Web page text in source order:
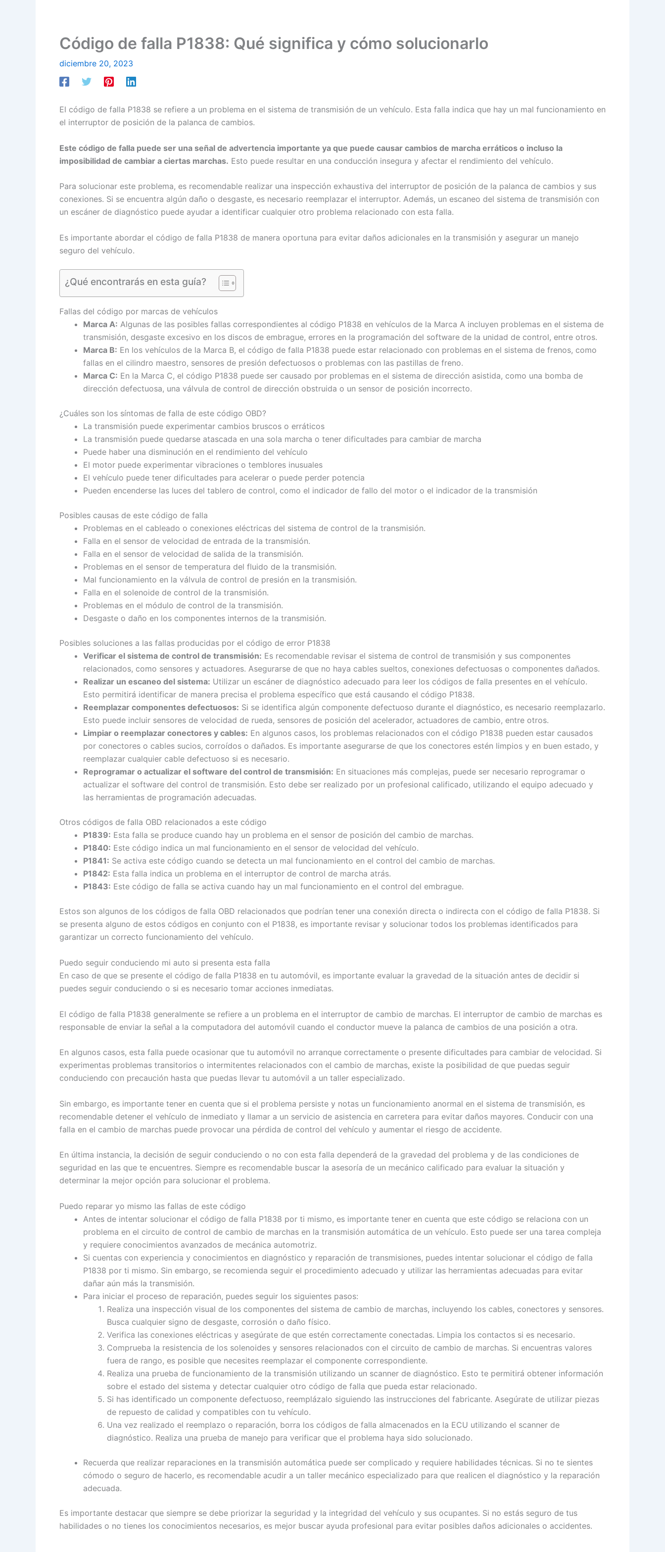
Código de falla P1838: Qué significa y cómo solucionarlo
diciembre 20, 2023
El código de falla P1838 se refiere a un problema en el sistema de transmisión de un vehículo. Esta falla indica que hay un mal funcionamiento en
el interruptor de posición de la palanca de cambios.
Este código de falla puede ser una señal de advertencia importante ya que puede causar cambios de marcha erráticos o incluso la
imposibilidad de cambiar a ciertas marchas. Esto puede resultar en una conducción insegura y afectar el rendimiento del vehículo.
Para solucionar este problema, es recomendable realizar una inspección exhaustiva del interruptor de posición de la palanca de cambios y sus
conexiones. Si se encuentra algún daño o desgaste, es necesario reemplazar el interruptor. Además, un escaneo del sistema de transmisión con
un escáner de diagnóstico puede ayudar a identificar cualquier otro problema relacionado con esta falla.
Es importante abordar el código de falla P1838 de manera oportuna para evitar daños adicionales en la transmisión y asegurar un manejo
seguro del vehículo.
¿Qué encontrarás en esta guía?
Fallas del código por marcas de vehículos
Marca A: Algunas de las posibles fallas correspondientes al código P1838 en vehículos de la Marca A incluyen problemas en el sistema de
transmisión, desgaste excesivo en los discos de embrague, errores en la programación del software de la unidad de control, entre otros.
Marca B: En los vehículos de la Marca B, el código de falla P1838 puede estar relacionado con problemas en el sistema de frenos, como
fallas en el cilindro maestro, sensores de presión defectuosos o problemas con las pastillas de freno.
Marca C: En la Marca C, el código P1838 puede ser causado por problemas en el sistema de dirección asistida, como una bomba de
dirección defectuosa, una válvula de control de dirección obstruida o un sensor de posición incorrecto.
¿Cuáles son los síntomas de falla de este código OBD?
La transmisión puede experimentar cambios bruscos o erráticos
La transmisión puede quedarse atascada en una sola marcha o tener dificultades para cambiar de marcha
Puede haber una disminución en el rendimiento del vehículo
El motor puede experimentar vibraciones o temblores inusuales
El vehículo puede tener dificultades para acelerar o puede perder potencia
Pueden encenderse las luces del tablero de control, como el indicador de fallo del motor o el indicador de la transmisión
Posibles causas de este código de falla
Problemas en el cableado o conexiones eléctricas del sistema de control de la transmisión.
Falla en el sensor de velocidad de entrada de la transmisión.
Falla en el sensor de velocidad de salida de la transmisión.
Problemas en el sensor de temperatura del fluido de la transmisión.
Mal funcionamiento en la válvula de control de presión en la transmisión.
Falla en el solenoide de control de la transmisión.
Problemas en el módulo de control de la transmisión.
Desgaste o daño en los componentes internos de la transmisión.
Posibles soluciones a las fallas producidas por el código de error P1838
Verificar el sistema de control de transmisión: Es recomendable revisar el sistema de control de transmisión y sus componentes
relacionados, como sensores y actuadores. Asegurarse de que no haya cables sueltos, conexiones defectuosas o componentes dañados.
Realizar un escaneo del sistema: Utilizar un escáner de diagnóstico adecuado para leer los códigos de falla presentes en el vehículo.
Esto permitirá identificar de manera precisa el problema específico que está causando el código P1838.
Reemplazar componentes defectuosos: Si se identifica algún componente defectuoso durante el diagnóstico, es necesario reemplazarlo.
Esto puede incluir sensores de velocidad de rueda, sensores de posición del acelerador, actuadores de cambio, entre otros.
Limpiar o reemplazar conectores y cables: En algunos casos, los problemas relacionados con el código P1838 pueden estar causados
por conectores o cables sucios, corroídos o dañados. Es importante asegurarse de que los conectores estén limpios y en buen estado, y
reemplazar cualquier cable defectuoso si es necesario.
Reprogramar o actualizar el software del control de transmisión: En situaciones más complejas, puede ser necesario reprogramar o
actualizar el software del control de transmisión. Esto debe ser realizado por un profesional calificado, utilizando el equipo adecuado y
las herramientas de programación adecuadas.
Otros códigos de falla OBD relacionados a este código
P1839: Esta falla se produce cuando hay un problema en el sensor de posición del cambio de marchas.
P1840: Este código indica un mal funcionamiento en el sensor de velocidad del vehículo.
P1841: Se activa este código cuando se detecta un mal funcionamiento en el control del cambio de marchas.
P1842: Esta falla indica un problema en el interruptor de control de marcha atrás.
P1843: Este código de falla se activa cuando hay un mal funcionamiento en el control del embrague.
Estos son algunos de los códigos de falla OBD relacionados que podrían tener una conexión directa o indirecta con el código de falla P1838. Si
se presenta alguno de estos códigos en conjunto con el P1838, es importante revisar y solucionar todos los problemas identificados para
garantizar un correcto funcionamiento del vehículo.
Puedo seguir conduciendo mi auto si presenta esta falla
En caso de que se presente el código de falla P1838 en tu automóvil, es importante evaluar la gravedad de la situación antes de decidir si
puedes seguir conduciendo o si es necesario tomar acciones inmediatas.
El código de falla P1838 generalmente se refiere a un problema en el interruptor de cambio de marchas. El interruptor de cambio de marchas es
responsable de enviar la señal a la computadora del automóvil cuando el conductor mueve la palanca de cambios de una posición a otra.
En algunos casos, esta falla puede ocasionar que tu automóvil no arranque correctamente o presente dificultades para cambiar de velocidad. Si
experimentas problemas transitorios o intermitentes relacionados con el cambio de marchas, existe la posibilidad de que puedas seguir
conduciendo con precaución hasta que puedas llevar tu automóvil a un taller especializado.
Sin embargo, es importante tener en cuenta que si el problema persiste y notas un funcionamiento anormal en el sistema de transmisión, es
recomendable detener el vehículo de inmediato y llamar a un servicio de asistencia en carretera para evitar daños mayores. Conducir con una
falla en el cambio de marchas puede provocar una pérdida de control del vehículo y aumentar el riesgo de accidente.
En última instancia, la decisión de seguir conduciendo o no con esta falla dependerá de la gravedad del problema y de las condiciones de
seguridad en las que te encuentres. Siempre es recomendable buscar la asesoría de un mecánico calificado para evaluar la situación y
determinar la mejor opción para solucionar el problema.
Puedo reparar yo mismo las fallas de este código
Antes de intentar solucionar el código de falla P1838 por ti mismo, es importante tener en cuenta que este código se relaciona con un
problema en el circuito de control de cambio de marchas en la transmisión automática de un vehículo. Esto puede ser una tarea compleja
y requiere conocimientos avanzados de mecánica automotriz.
Si cuentas con experiencia y conocimientos en diagnóstico y reparación de transmisiones, puedes intentar solucionar el código de falla
P1838 por ti mismo. Sin embargo, se recomienda seguir el procedimiento adecuado y utilizar las herramientas adecuadas para evitar
dañar aún más la transmisión.
Para iniciar el proceso de reparación, puedes seguir los siguientes pasos:
Realiza una inspección visual de los componentes del sistema de cambio de marchas, incluyendo los cables, conectores y sensores.
Busca cualquier signo de desgaste, corrosión o daño físico.
Verifica las conexiones eléctricas y asegúrate de que estén correctamente conectadas. Limpia los contactos si es necesario.
Comprueba la resistencia de los solenoides y sensores relacionados con el circuito de cambio de marchas. Si encuentras valores
fuera de rango, es posible que necesites reemplazar el componente correspondiente.
Realiza una prueba de funcionamiento de la transmisión utilizando un scanner de diagnóstico. Esto te permitirá obtener información
sobre el estado del sistema y detectar cualquier otro código de falla que pueda estar relacionado.
Si has identificado un componente defectuoso, reemplázalo siguiendo las instrucciones del fabricante. Asegúrate de utilizar piezas
de repuesto de calidad y compatibles con tu vehículo.
Una vez realizado el reemplazo o reparación, borra los códigos de falla almacenados en la ECU utilizando el scanner de
diagnóstico. Realiza una prueba de manejo para verificar que el problema haya sido solucionado.
Recuerda que realizar reparaciones en la transmisión automática puede ser complicado y requiere habilidades técnicas. Si no te sientes
cómodo o seguro de hacerlo, es recomendable acudir a un taller mecánico especializado para que realicen el diagnóstico y la reparación
adecuada.
Es importante destacar que siempre se debe priorizar la seguridad y la integridad del vehículo y sus ocupantes. Si no estás seguro de tus
habilidades o no tienes los conocimientos necesarios, es mejor buscar ayuda profesional para evitar posibles daños adicionales o accidentes.